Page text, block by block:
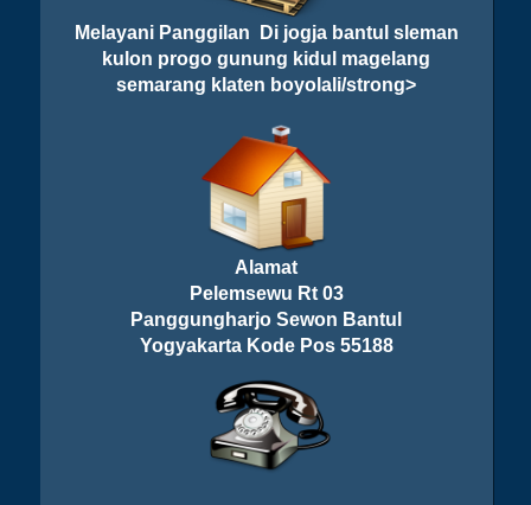
Melayani Panggilan Di jogja bantul sleman
kulon progo gunung kidul magelang
semarang klaten boyolali/strong>
Alamat
Pelemsewu Rt 03
Panggungharjo Sewon Bantul
Yogyakarta Kode Pos 55188